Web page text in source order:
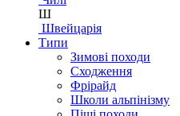
Ш
Швейцарія
Типи
Зимові походи
Сходження
Фрірайд
Школи альпінізму